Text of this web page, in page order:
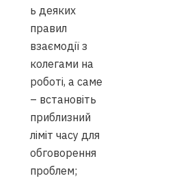
ь деяких
правил
взаємодії з
колегами на
роботі, а саме
– встановіть
приблизний
ліміт часу для
обговорення
проблем;